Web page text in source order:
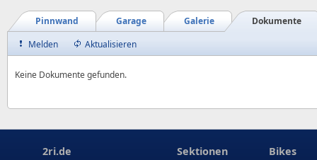
Dokumente
Galerie
Garage
Pinnwand
Melden
Aktualisieren
Keine Dokumente gefunden.
2ri.de Sektionen Bikes